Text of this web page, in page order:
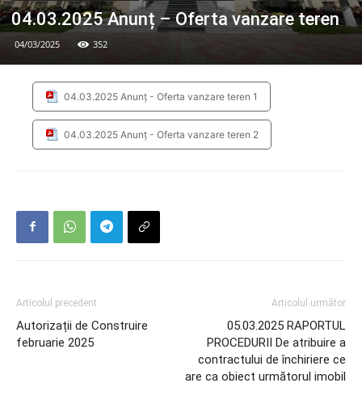
04.03.2025 Anunț – Oferta vanzare teren
04/03/2025 352
04.03.2025 Anunț - Oferta vanzare teren 1
04.03.2025 Anunț - Oferta vanzare teren 2
Articolul precedent
Autorizații de Construire
februarie 2025
Articolul următor
05.03.2025 RAPORTUL
PROCEDURII De atribuire a
contractului de închiriere ce
are ca obiect următorul imobil